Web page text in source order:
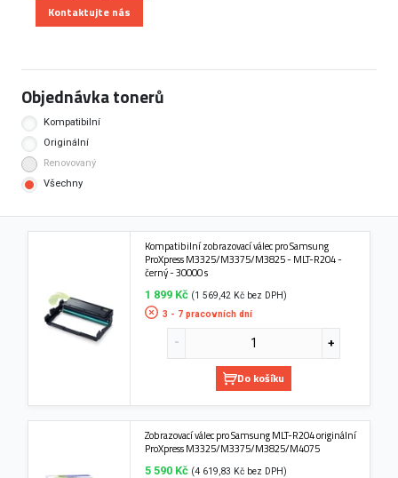
Kontaktujte nás
Objednávka tonerů
Kompatibilní
Originální
Renovovaný
Všechny
Kompatibilní zobrazovací válec pro Samsung
ProXpress M3325/M3375/M3825 - MLT-R204 -
černý - 30000 s
1 899 Kč (1 569,42 Kč bez DPH)
3 - 7 pracovních dní
Do košíku
Zobrazovací válec pro Samsung MLT-R204 originální
ProXpress M3325/M3375/M3825/M4075
5 590 Kč (4 619,83 Kč bez DPH)